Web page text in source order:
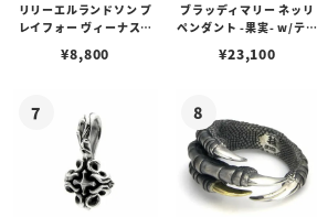
リリーエルランドソン プ
レイフォー ヴィーナスチ
¥8,800
ブラッディマリー ネッリ
ペンダント -果実- w/ティ
¥23,100